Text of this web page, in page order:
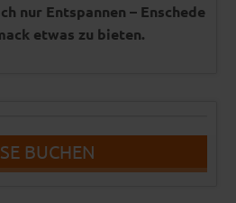
nur Entspannen – Enschede
etwas zu bieten.
BUCHEN